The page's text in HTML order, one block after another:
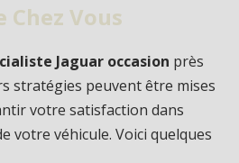
Chez Vous
Jaguar occasion près
stratégies peuvent être mises
votre satisfaction dans
votre véhicule. Voici quelques